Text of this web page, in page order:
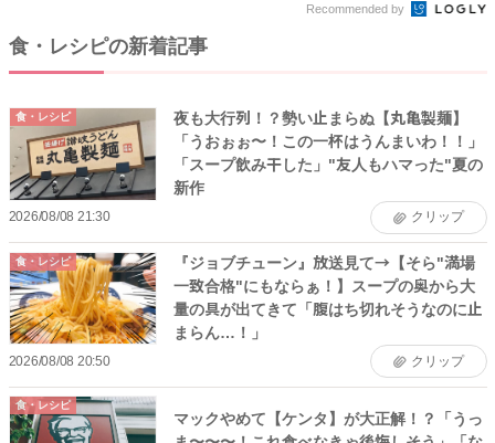
Recommended by
食・レシピの新着記事
食・レシピ
夜も大行列！？勢い止まらぬ【丸亀製麺】
「うおぉぉ〜！この一杯はうんまいわ！！」
「スープ飲み干した」"友人もハマった"夏の
新作
2026/08/08 21:30 クリップ
食・レシピ
『ジョブチューン』放送見て→【そら"満場
一致合格"にもならぁ！】スープの奥から大
量の具が出てきて「腹はち切れそうなのに止
まらん…！」
2026/08/08 20:50 クリップ
食・レシピ
マックやめて【ケンタ】が大正解！？「うっ